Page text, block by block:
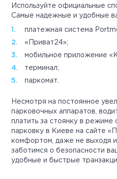
Используйте официальные
Самые надежные и удобные
платежная система
«Приват24»;
мобильное приложение
терминал;
паркомат.
Несмотря на постоянное
парковочных аппаратов,
платить за стоянку в режиме
парковку в Киеве на сайте
комфортом, даже не выходя
заботимся о безопасности
удобные и быстрые